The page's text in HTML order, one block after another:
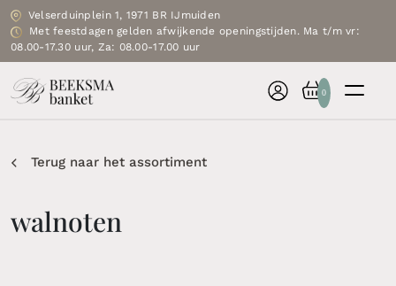
Velserduinplein 1, 1971 BR IJmuiden
Met feestdagen gelden afwijkende openingstijden. Ma t/m vr:
08.00-17.30 uur, Za: 08.00-17.00 uur
0
Terug naar het assortiment
walnoten